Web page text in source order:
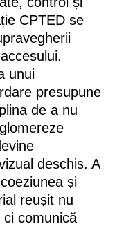
CPTED se
unui
presupune
de a nu
deschis. A
și
reușit nu
comunică